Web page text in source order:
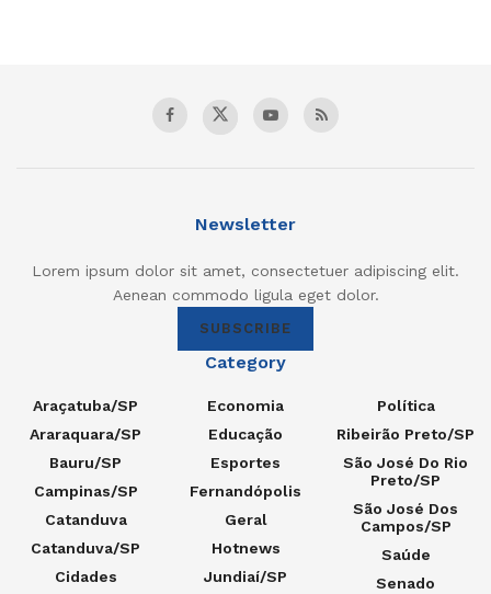
Newsletter
Lorem ipsum dolor sit amet, consectetuer adipiscing elit.
Aenean commodo ligula eget dolor.
SUBSCRIBE
Category
Araçatuba/SP
Araraquara/SP
Bauru/SP
Campinas/SP
Catanduva
Catanduva/SP
Cidades
Economia
Educação
Esportes
Fernandópolis
Geral
Hotnews
Jundiaí/SP
Política
Ribeirão Preto/SP
São José Do Rio
Preto/SP
São José Dos
Campos/SP
Saúde
Senado